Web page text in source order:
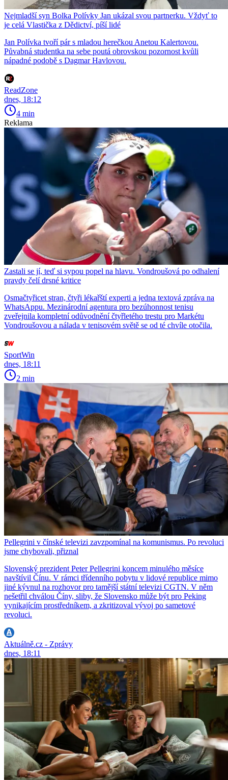
Nejmladší syn Bolka Polívky Jan ukázal svou partnerku. Vždyť to
je celá Vlastička z Dědictví, píší lidé
Jan Polívka tvoří pár s mladou herečkou Anetou Kalertovou.
Půvabná studentka na sebe poutá obrovskou pozornost kvůli
nápadné podobě s Dagmar Havlovou.
ReadZone
dnes, 18:12
4 min
Reklama
Zastali se jí, teď si sypou popel na hlavu. Vondroušová po odhalení
pravdy čelí drsné kritice
Osmačtyřicet stran, čtyři lékařští experti a jedna textová zpráva na
WhatsAppu. Mezinárodní agentura pro bezúhonnost tenisu
zveřejnila kompletní odůvodnění čtyřletého trestu pro Markétu
Vondroušovou a nálada v tenisovém světě se od té chvíle otočila.
SportWin
dnes, 18:11
2 min
Pellegrini v čínské televizi zavzpomínal na komunismus. Po revoluci
jsme chybovali, přiznal
Slovenský prezident Peter Pellegrini koncem minulého měsíce
navštívil Čínu. V rámci třídenního pobytu v lidové republice mimo
jiné kývnul na rozhovor pro tamější státní televizi CGTN. V něm
nešetřil chválou Číny, sliby, že Slovensko může být pro Peking
vynikajícím prostředníkem, a zkritizoval vývoj po sametové
revoluci.
Aktuálně.cz - Zprávy
dnes, 18:11